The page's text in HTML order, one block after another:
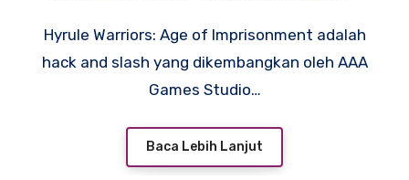
Hyrule Warriors: Age of Imprisonment adalah
hack and slash yang dikembangkan oleh AAA
Games Studio…
Baca Lebih Lanjut